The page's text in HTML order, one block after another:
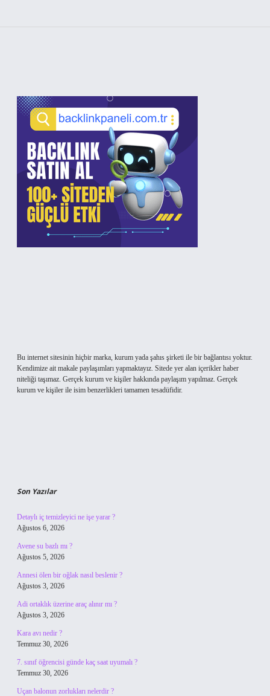
Bu internet sitesinin hiçbir marka, kurum yada şahıs şirketi ile bir bağlantısı yoktur.
Kendimize ait makale paylaşımları yapmaktayız. Sitede yer alan içerikler haber
niteliği taşımaz. Gerçek kurum ve kişiler hakkında paylaşım yapılmaz. Gerçek
kurum ve kişiler ile isim benzerlikleri tamamen tesadüfidir.
Son Yazılar
Detaylı iç temizleyici ne işe yarar ?
Ağustos 6, 2026
Avene su bazlı mı ?
Ağustos 5, 2026
Annesi ölen bir oğlak nasıl beslenir ?
Ağustos 3, 2026
Adi ortaklık üzerine araç alınır mı ?
Ağustos 3, 2026
Kara avı nedir ?
Temmuz 30, 2026
7. sınıf öğrencisi günde kaç saat uyumalı ?
Temmuz 30, 2026
Uçan balonun zorlukları nelerdir ?